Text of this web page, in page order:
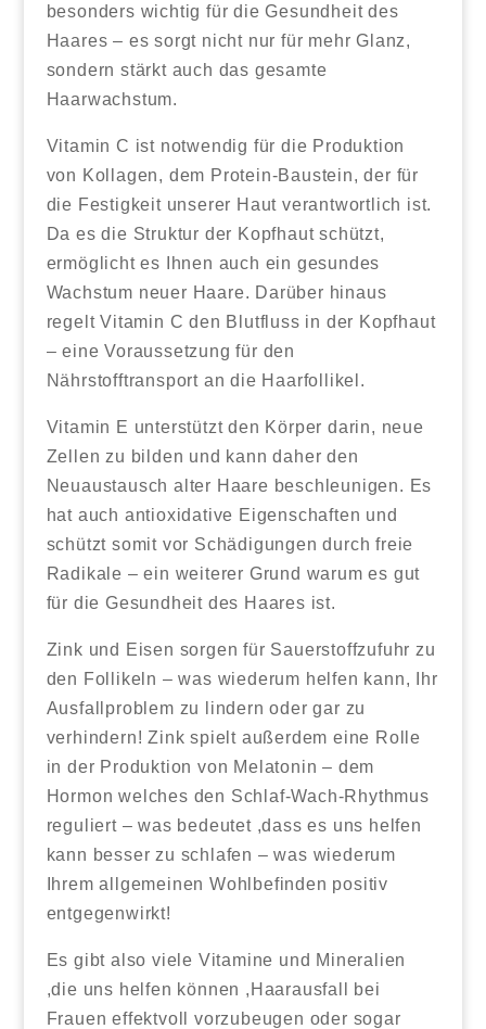
besonders wichtig für die Gesundheit des
Haares – es sorgt nicht nur für mehr Glanz,
sondern stärkt auch das gesamte
Haarwachstum.
Vitamin C ist notwendig für die Produktion
von Kollagen, dem Protein-Baustein, der für
die Festigkeit unserer Haut verantwortlich ist.
Da es die Struktur der Kopfhaut schützt,
ermöglicht es Ihnen auch ein gesundes
Wachstum neuer Haare. Darüber hinaus
regelt Vitamin C den Blutfluss in der Kopfhaut
– eine Voraussetzung für den
Nährstofftransport an die Haarfollikel.
Vitamin E unterstützt den Körper darin, neue
Zellen zu bilden und kann daher den
Neuaustausch alter Haare beschleunigen. Es
hat auch antioxidative Eigenschaften und
schützt somit vor Schädigungen durch freie
Radikale – ein weiterer Grund warum es gut
für die Gesundheit des Haares ist.
Zink und Eisen sorgen für Sauerstoffzufuhr zu
den Follikeln – was wiederum helfen kann, Ihr
Ausfallproblem zu lindern oder gar zu
verhindern! Zink spielt außerdem eine Rolle
in der Produktion von Melatonin – dem
Hormon welches den Schlaf-Wach-Rhythmus
reguliert – was bedeutet ,dass es uns helfen
kann besser zu schlafen – was wiederum
Ihrem allgemeinen Wohlbefinden positiv
entgegenwirkt!
Es gibt also viele Vitamine und Mineralien
,die uns helfen können ,Haarausfall bei
Frauen effektvoll vorzubeugen oder sogar